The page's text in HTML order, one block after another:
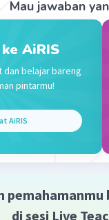
Mau jawaban
AiRIS
dan belajar bareng
pintarmu!
AiRIS
di sesi Live